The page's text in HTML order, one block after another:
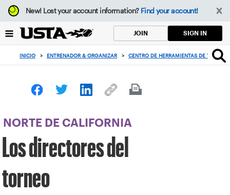
Enfoque
desde
botón
volver
principio
New!Lost your account information? Find your account!
JOIN SIGN IN
INICIO > ENTRENADOR & ORGANIZAR > CENTRO DE HERRAMIENTAS DE TENIS
NORTE DE CALIFORNIA
Los directores del
torneo